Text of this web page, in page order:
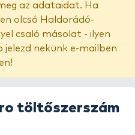
az adataidat. Ha
olcsó Haldorádó-
csaló másolat - ilyen
jelezd nekünk e-mailben
töltőszerszám